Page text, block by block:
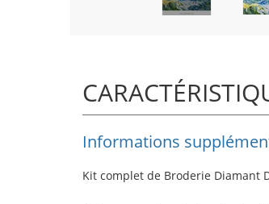
Informations
Kit complet de Broderie Diamant